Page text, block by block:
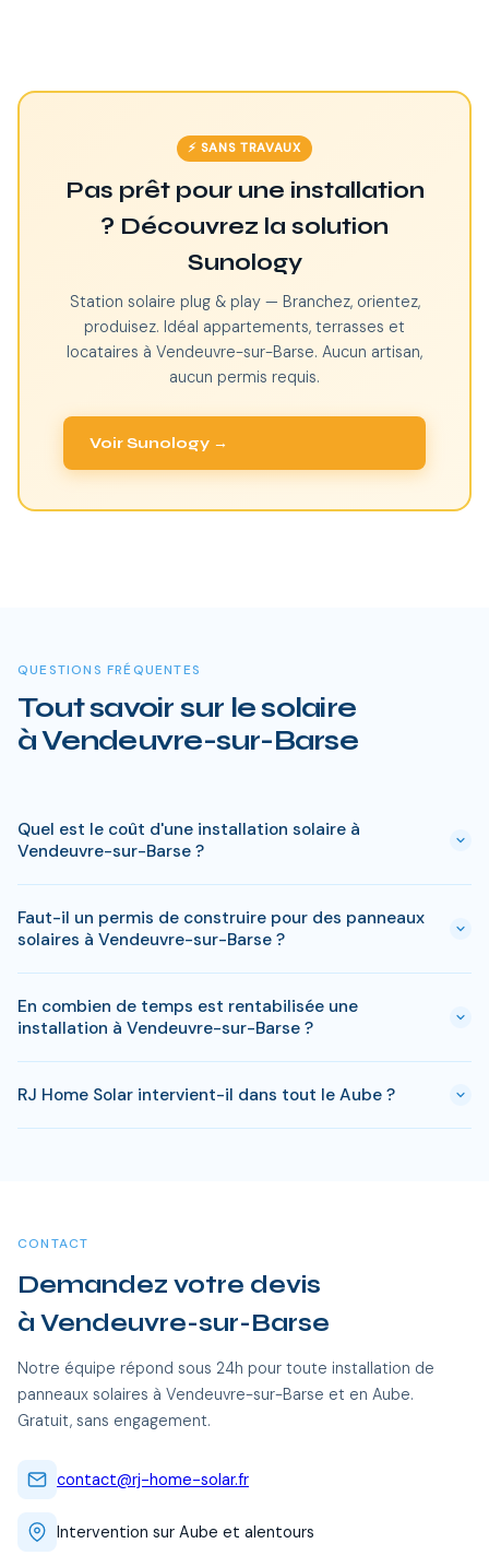
⚡ SANS TRAVAUX
Pas prêt pour une installation
? Découvrez la solution
Sunology
Station solaire plug & play — Branchez, orientez,
produisez. Idéal appartements, terrasses et
locataires à Vendeuvre-sur-Barse. Aucun artisan,
aucun permis requis.
Voir Sunology →
QUESTIONS FRÉQUENTES
Tout savoir sur le solaire
à Vendeuvre-sur-Barse
Quel est le coût d'une installation solaire à
Vendeuvre-sur-Barse ?
à 9 kWc). Après les aides disponibles en Aube
(MaPrimeRénov', prime autoconsommation, TVA réduite), le
reste à charge peut descendre sous 4 000 € pour une
installation standard de 3 kWc.
Faut-il un permis de construire pour des panneaux
solaires à Vendeuvre-sur-Barse ?
à Vendeuvre-sur-Barse. Si votre bien est classé ou en zone
protégée en Aube, des règles spécifiques peuvent
s'appliquer. RJ Home Solar gère toutes ces démarches sans
surcoût.
En combien de temps est rentabilisée une
installation à Vendeuvre-sur-Barse ?
est atteint en 8-10 ans pour une installation standard.
L'electricite produite est ensuite quasi gratuite pendant 15 a
RJ Home Solar intervient-il dans tout le Aube ?
CONTACT
Demandez votre devis
à Vendeuvre-sur-Barse
Notre équipe répond sous 24h pour toute installation de
panneaux solaires à Vendeuvre-sur-Barse et en Aube.
Gratuit, sans engagement.
contact@rj-home-solar.fr
Intervention sur Aube et alentours